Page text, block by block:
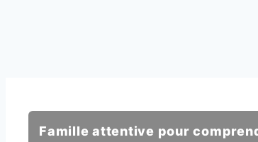
Famille attentive pour